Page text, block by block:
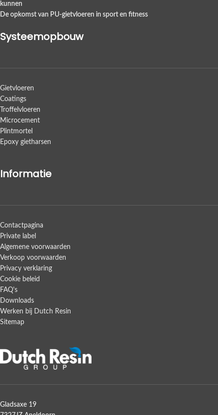
kunnen
De opkomst van PU-gietvloeren in sport en fitness
Systeemopbouw
Gietvloeren
Coatings
Troffelvloeren
Microcement
Plintmortel
Epoxy gietharsen
Informatie
Contactpagina
Private label
Algemene voorwaarden
Verkoop voorwaarden
Privacy verklaring
Cookie beleid
FAQ's
Downloads
Werken bij Dutch Resin
Sitemap
Gladsaxe 19